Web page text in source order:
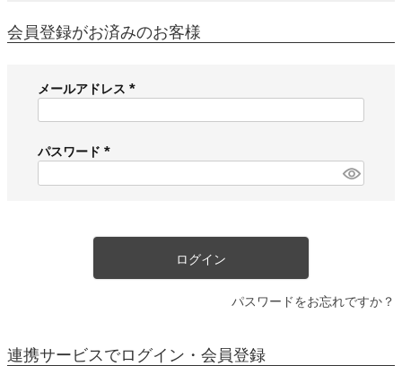
会員登録がお済みのお客様
メールアドレス
必
)
パスワード
必
ログイン
パスワードをお忘れですか？
連携サービスでログイン・会員登録